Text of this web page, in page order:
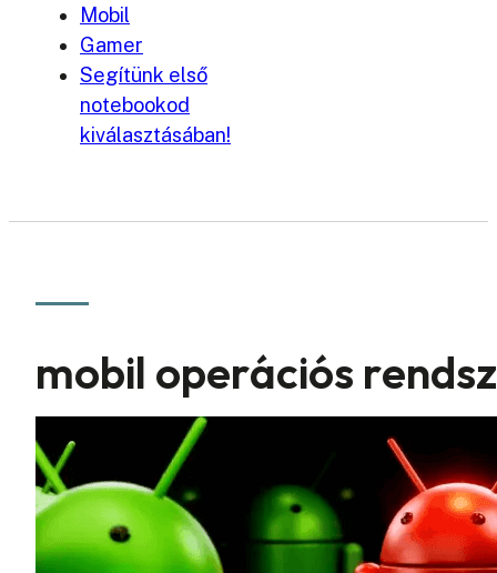
Mobil
Gamer
Segítünk első
notebookod
kiválasztásában!
mobil operációs